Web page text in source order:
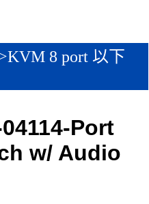
KVM 8 port 以下
Port
w/ Audio